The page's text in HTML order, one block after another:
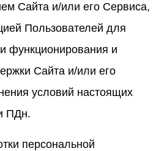
Сайта и/или его Сервиса,
Пользователей для
функционирования и
Сайта и/или его
условий настоящих
ПДн.
персональной